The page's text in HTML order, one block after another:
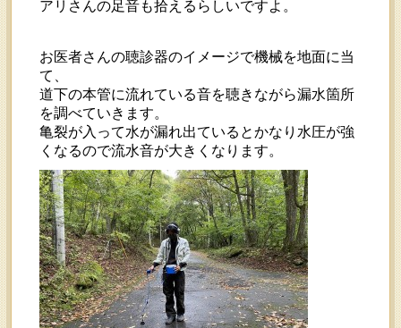
アリさんの足音も拾えるらしいですよ。
お医者さんの聴診器のイメージで機械を地面に当
て、
道下の本管に流れている音を聴きながら漏水箇所
を調べていきます。
亀裂が入って水が漏れ出ているとかなり水圧が強
くなるので流水音が大きくなります。